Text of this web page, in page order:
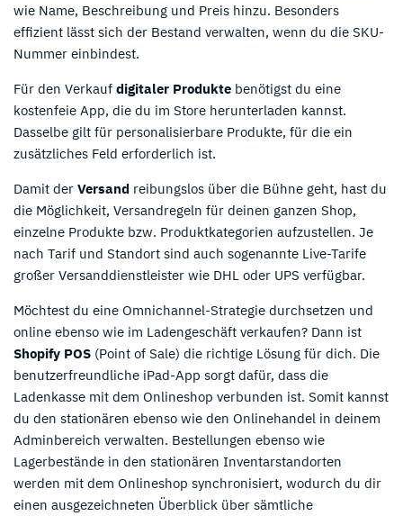
wie Name, Beschreibung und Preis hinzu. Besonders
effizient lässt sich der Bestand verwalten, wenn du die SKU-
Nummer einbindest.
Für den Verkauf digitaler Produkte benötigst du eine
kostenfeie App, die du im Store herunterladen kannst.
Dasselbe gilt für personalisierbare Produkte, für die ein
zusätzliches Feld erforderlich ist.
Damit der Versand reibungslos über die Bühne geht, hast du
die Möglichkeit, Versandregeln für deinen ganzen Shop,
einzelne Produkte bzw. Produktkategorien aufzustellen. Je
nach Tarif und Standort sind auch sogenannte Live-Tarife
großer Versanddienstleister wie DHL oder UPS verfügbar.
Möchtest du eine Omnichannel-Strategie durchsetzen und
online ebenso wie im Ladengeschäft verkaufen? Dann ist
Shopify POS (Point of Sale) die richtige Lösung für dich. Die
benutzerfreundliche iPad-App sorgt dafür, dass die
Ladenkasse mit dem Onlineshop verbunden ist. Somit kannst
du den stationären ebenso wie den Onlinehandel in deinem
Adminbereich verwalten. Bestellungen ebenso wie
Lagerbestände in den stationären Inventarstandorten
werden mit dem Onlineshop synchronisiert, wodurch du dir
einen ausgezeichneten Überblick über sämtliche